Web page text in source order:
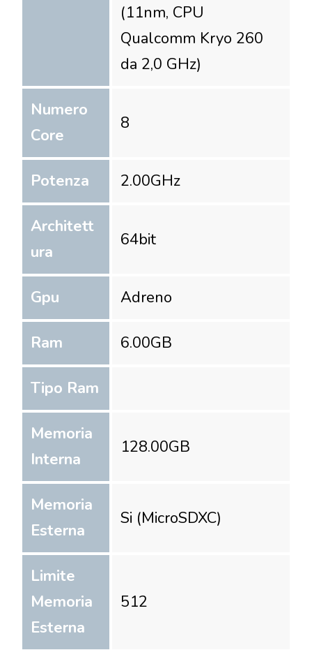
(11nm, CPU
Qualcomm Kryo 260
da 2,0 GHz)
Numero
Core
8
Potenza 2.00GHz
Architett
ura
64bit
Gpu Adreno
Ram 6.00GB
Tipo Ram
Memoria
Interna
128.00GB
Memoria
Esterna
Si (MicroSDXC)
Limite
Memoria
Esterna
512